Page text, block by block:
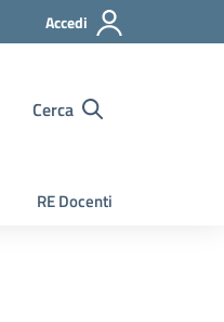
Accedi
Cerca
RE Docenti